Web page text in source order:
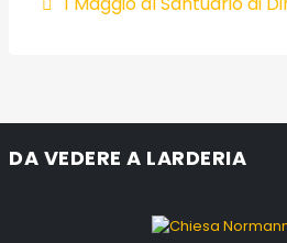
DA VEDERE A LARDERIA